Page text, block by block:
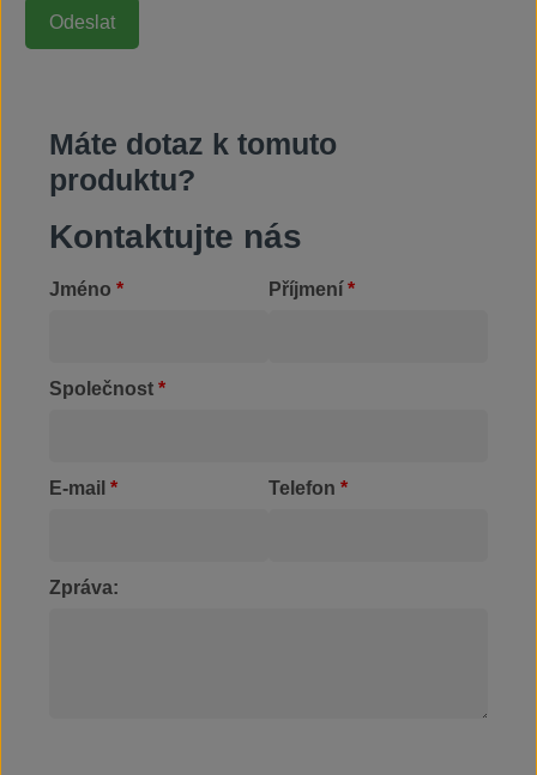
Máte dotaz k tomuto
produktu?
Kontaktujte nás
Jméno * Příjmení *
Společnost *
E-mail * Telefon *
Zpráva: